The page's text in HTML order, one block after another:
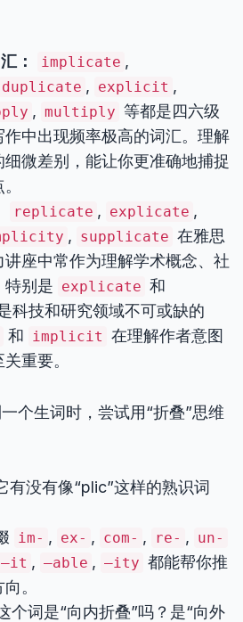
： implicate ,
duplicate , explicit ,
, multiply 等都是四六级
作中出现频率极高的词汇。理解
微差别，能让你更准确地捕捉
replicate , explicate ,
, supplicate 在雅思
讲座中常作为理解学术概念、社
特别是 explicate 和
科技和研究领域不可或缺的
和 implicit 在理解作者意图
重要。
个生词时，尝试用“折叠”思维
有没有像“plic”这样的熟识词
im- , ex- , com- , re- , un-
–it , –able , –ity 都能帮你推
。
个词是“向内折叠”吗？是“向外